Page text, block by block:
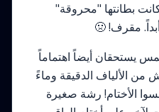
بطانتها "محروقة"
مقرف! 🤢
يستحقان أيضاً اهتماماً
الألياف الدقيقة وماءً
الأختام! رشة صغيرة